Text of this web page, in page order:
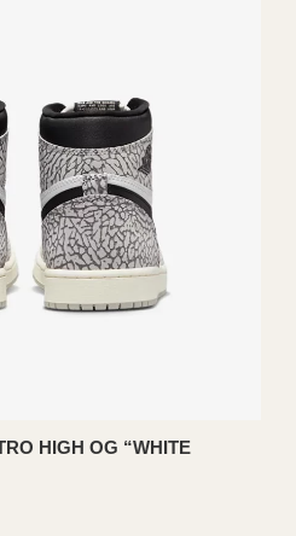
HIGH OG “WHITE